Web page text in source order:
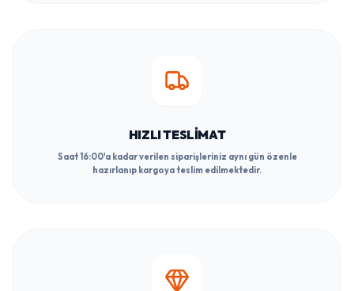
HIZLI TESLIMAT
Saat 16:00'a kadar verilen siparişleriniz aynı gün özenle
hazırlanıp kargoya teslim edilmektedir.